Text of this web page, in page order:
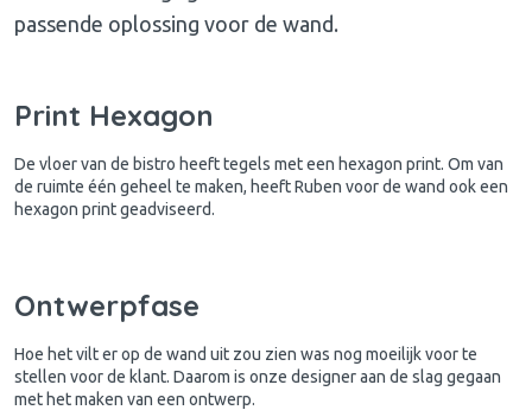
passende oplossing voor de wand.
Print Hexagon
De vloer van de bistro heeft tegels met een hexagon print. Om van
de ruimte één geheel te maken, heeft Ruben voor de wand ook een
hexagon print geadviseerd.
Ontwerpfase
Hoe het vilt er op de wand uit zou zien was nog moeilijk voor te
stellen voor de klant. Daarom is onze designer aan de slag gegaan
met het maken van een ontwerp.